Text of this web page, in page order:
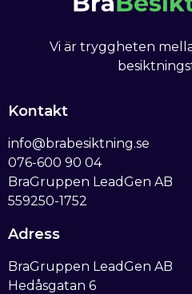
Adress
BraGruppen LeadGen AB
Hedåsgatan 6
Kontakt
info@brabesiktning.se
076-600 90 04
BraGruppen LeadGen AB
559250-1752
Vi är tryggheten